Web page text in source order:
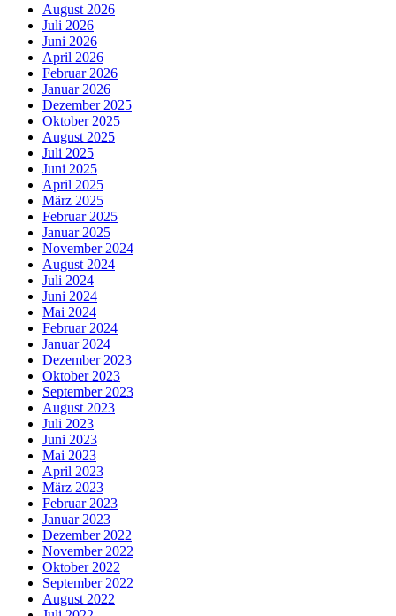
August 2026
Juli 2026
Juni 2026
April 2026
Februar 2026
Januar 2026
Dezember 2025
Oktober 2025
August 2025
Juli 2025
Juni 2025
April 2025
März 2025
Februar 2025
Januar 2025
November 2024
August 2024
Juli 2024
Juni 2024
Mai 2024
Februar 2024
Januar 2024
Dezember 2023
Oktober 2023
September 2023
August 2023
Juli 2023
Juni 2023
Mai 2023
April 2023
März 2023
Februar 2023
Januar 2023
Dezember 2022
November 2022
Oktober 2022
September 2022
August 2022